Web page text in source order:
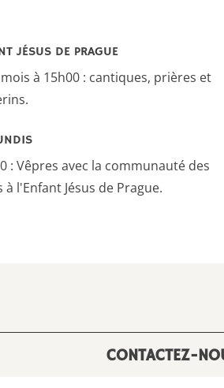
JÉSUS DE PRAGUE
à 15h00 : cantiques, prières et
: Vêpres avec la communauté des
l'Enfant Jésus de Prague.
CONTACTEZ-